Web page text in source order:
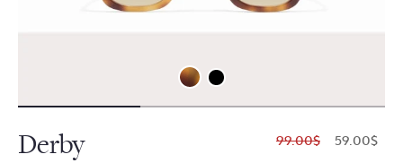
Derby $99.00 $59.00